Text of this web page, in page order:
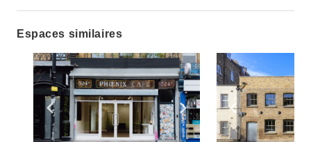
Espaces similaires
Show previous slide Show next slide
Show